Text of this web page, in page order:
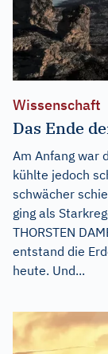
Wissenschaft
Das Ende
Am Anfang war
kühlte jedoch
schwächer
ging als
THORSTEN
entstand die
heute. Und...